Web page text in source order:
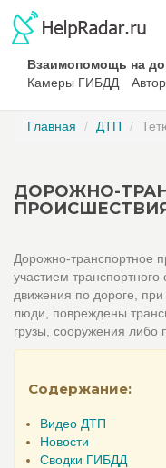
Взаимопомощь на
Камеры ГИБДД
Главная ДТП
ДОРОЖНО-
Дорожно-транспортное
участием
движения по дороге,
люди, повреждены
грузы, сооружения
Содержание:
Видео ДТП
Новости
Сводки ГИБДД